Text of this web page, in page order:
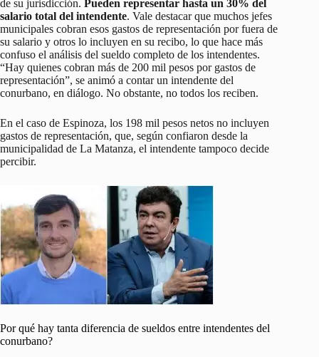
de su jurisdicción. Pueden representar hasta un 30% del
salario total del intendente. Vale destacar que muchos jefes
municipales cobran esos gastos de representación por fuera de
su salario y otros lo incluyen en su recibo, lo que hace más
confuso el análisis del sueldo completo de los intendentes.
“Hay quienes cobran más de 200 mil pesos por gastos de
representación”, se animó a contar un intendente del
conurbano, en diálogo. No obstante, no todos los reciben.
En el caso de Espinoza, los 198 mil pesos netos no incluyen
gastos de representación, que, según confiaron desde la
municipalidad de La Matanza, el intendente tampoco decide
percibir.
Por qué hay tanta diferencia de sueldos entre intendentes del
conurbano?